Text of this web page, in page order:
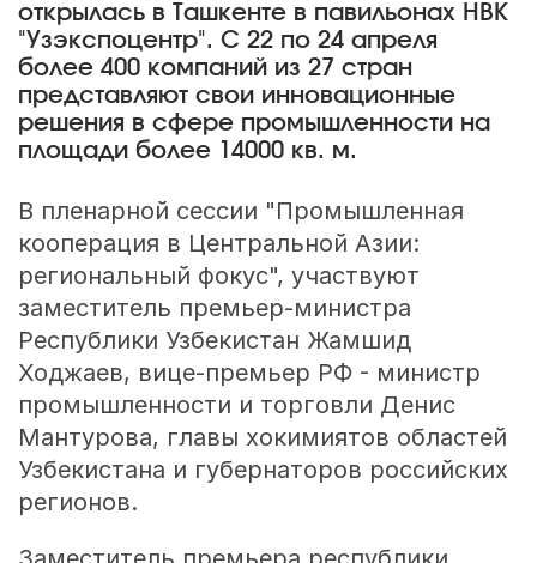
открылась в Ташкенте в павильонах НВК
"Узэкспоцентр". С 22 по 24 апреля
более 400 компаний из 27 стран
представляют свои инновационные
решения в сфере промышленности на
площади более 14000 кв. м.
В пленарной сессии "Промышленная
кооперация в Центральной Азии:
региональный фокус", участвуют
заместитель премьер-министра
Республики Узбекистан Жамшид
Ходжаев, вице-премьер РФ - министр
промышленности и торговли Денис
Мантурова, главы хокимиятов областей
Узбекистана и губернаторов российских
регионов.